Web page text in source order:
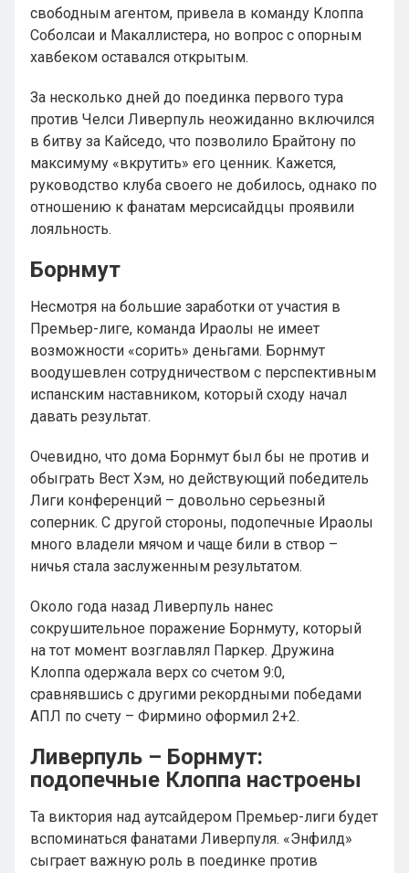
свободным агентом, привела в команду Клоппа
Соболсаи и Макаллистера, но вопрос с опорным
хавбеком оставался открытым.
За несколько дней до поединка первого тура
против Челси Ливерпуль неожиданно включился
в битву за Кайседо, что позволило Брайтону по
максимуму «вкрутить» его ценник. Кажется,
руководство клуба своего не добилось, однако по
отношению к фанатам мерсисайдцы проявили
лояльность.
Борнмут
Несмотря на большие заработки от участия в
Премьер-лиге, команда Ираолы не имеет
возможности «сорить» деньгами. Борнмут
воодушевлен сотрудничеством с перспективным
испанским наставником, который сходу начал
давать результат.
Очевидно, что дома Борнмут был бы не против и
обыграть Вест Хэм, но действующий победитель
Лиги конференций – довольно серьезный
соперник. С другой стороны, подопечные Ираолы
много владели мячом и чаще били в створ –
ничья стала заслуженным результатом.
Около года назад Ливерпуль нанес
сокрушительное поражение Борнмуту, который
на тот момент возглавлял Паркер. Дружина
Клоппа одержала верх со счетом 9:0,
сравнявшись с другими рекордными победами
АПЛ по счету – Фирмино оформил 2+2.
Ливерпуль – Борнмут:
подопечные Клоппа настроены
Та виктория над аутсайдером Премьер-лиги будет
вспоминаться фанатами Ливерпуля. «Энфилд»
сыграет важную роль в поединке против